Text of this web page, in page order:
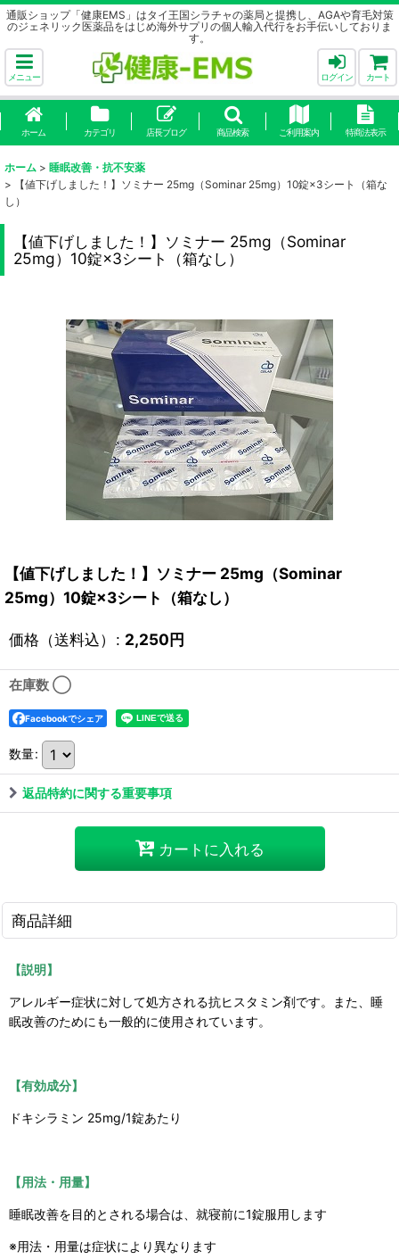
通販ショップ「健康EMS」はタイ王国シラチャの薬局と提携し、AGAや育毛対策
のジェネリック医薬品をはじめ海外サプリの個人輸入代行をお手伝いしておりま
す。
メニュー ログイン カート
ホーム カテゴリ 店長ブログ 商品検索 ご利用案内 特商法表示
ホーム > 睡眠改善・抗不安薬
>
【値下げしました！】ソミナー 25mg（Sominar 25mg）10錠×3シート（箱な
し）
【値下げしました！】ソミナー 25mg（Sominar
25mg）10錠×3シート（箱なし）
【値下げしました！】ソミナー 25mg（Sominar
25mg）10錠×3シート（箱なし）
価格（送料込） : 2,250円
在庫数 ◯
Facebookでシェア
数量:
返品特約に関する重要事項
カートに入れる
商品詳細
【説明】
アレルギー症状に対して処方される抗ヒスタミン剤です。また、睡
眠改善のためにも一般的に使用されています。
【有効成分】
ドキシラミン 25mg/1錠あたり
【用法・用量】
睡眠改善を目的とされる場合は、就寝前に1錠服用します
※用法・用量は症状により異なります